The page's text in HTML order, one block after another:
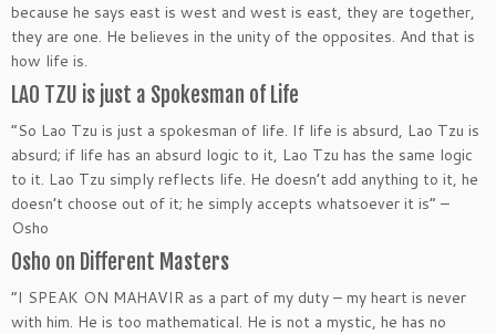
because he says east is west and west is east, they are together,
they are one. He believes in the unity of the opposites. And that is
how life is.
LAO TZU is just a Spokesman of Life
“So Lao Tzu is just a spokesman of life. If life is absurd, Lao Tzu is
absurd; if life has an absurd logic to it, Lao Tzu has the same logic
to it. Lao Tzu simply reflects life. He doesn’t add anything to it, he
doesn’t choose out of it; he simply accepts whatsoever it is” –
Osho
Osho on Different Masters
“I SPEAK ON MAHAVIR as a part of my duty – my heart is never
with him. He is too mathematical. He is not a mystic, he has no